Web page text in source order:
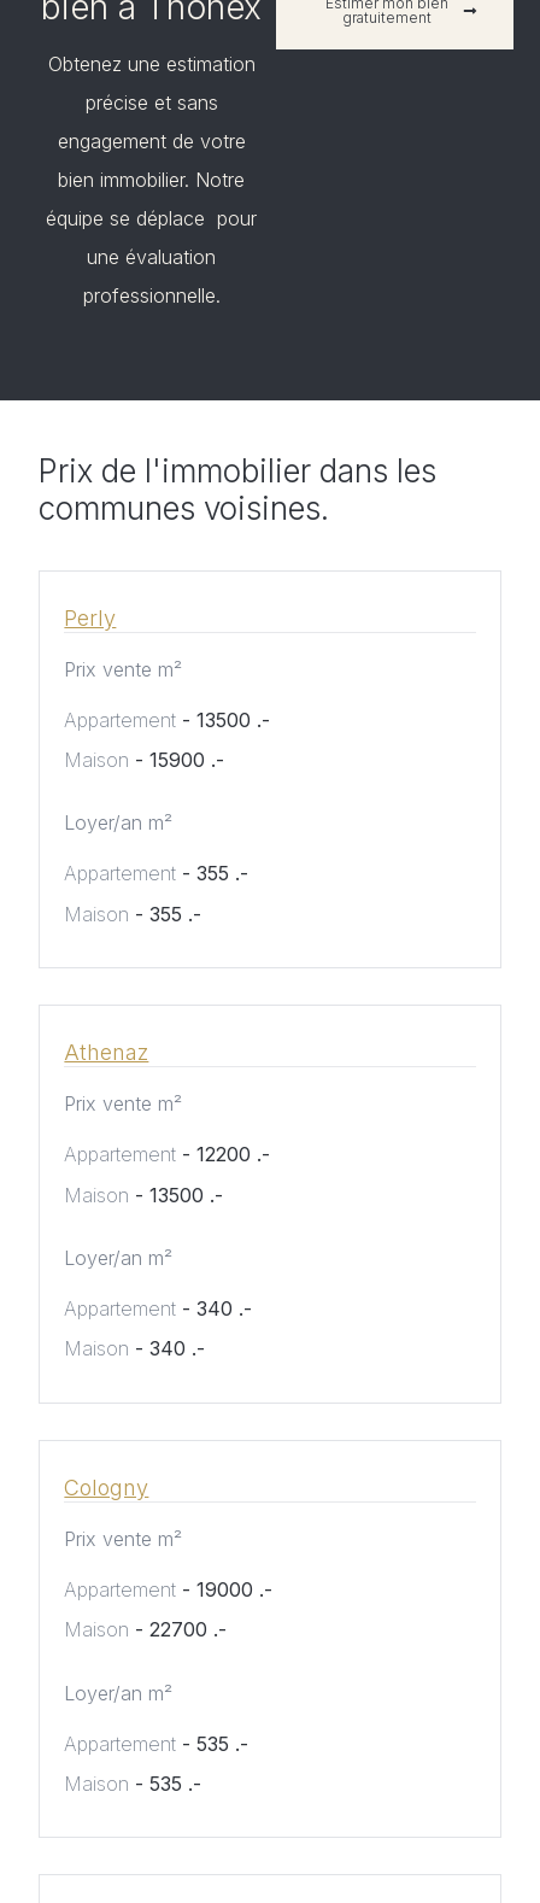
Obtenez une estimation
précise et sans
engagement de votre
bien immobilier. Notre
équipe se déplace pour
une évaluation
professionnelle.
gratuitement
Prix de l'immobilier dans les
communes voisines.
Perly
Prix vente m²
Appartement - 13500 .-
Maison - 15900 .-
Loyer/an m²
Appartement - 355 .-
Maison - 355 .-
Athenaz
Prix vente m²
Appartement - 12200 .-
Maison - 13500 .-
Loyer/an m²
Appartement - 340 .-
Maison - 340 .-
Cologny
Prix vente m²
Appartement - 19000 .-
Maison - 22700 .-
Loyer/an m²
Appartement - 535 .-
Maison - 535 .-